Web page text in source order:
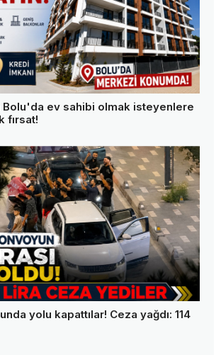
Bolu'da ev sahibi olmak isteyenlere
fırsat!
yolu kapattılar! Ceza yağdı: 114